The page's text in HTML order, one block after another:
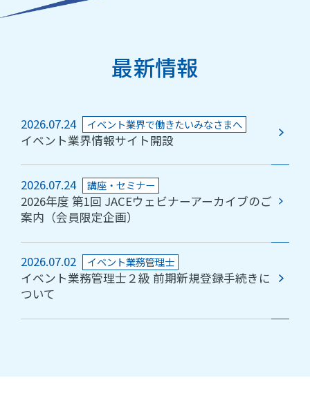
最新情報
2026.07.24 イベント業界で働きたいみなさまへ
イベント業界情報サイト開設
2026.07.24 講座・セミナー
2026年度 第1回 JACEウェビナーアーカイブのご
案内（会員限定企画）
2026.07.02 イベント業務管理士
イベント業務管理士２級 前期新規登録手続きに
ついて